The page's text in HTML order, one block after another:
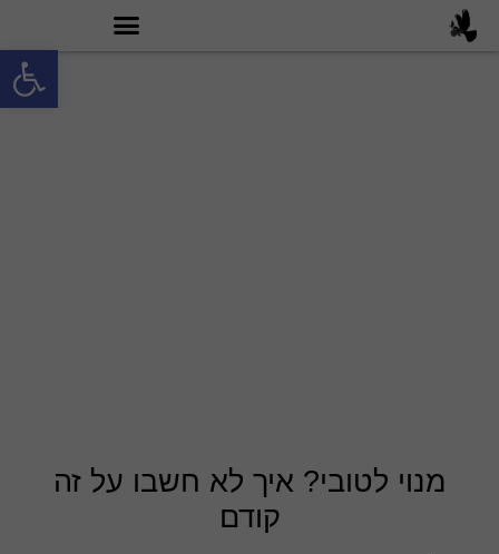
פתח
מנוי לטובי? איך לא חשבו על זה
קודם